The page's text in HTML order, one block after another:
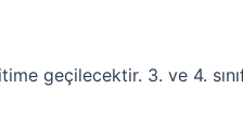
geçilecektir. 3. ve 4.